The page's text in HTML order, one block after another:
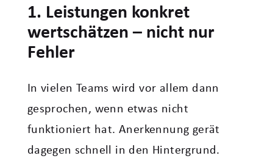
1. Leistungen konkret
wertschätzen – nicht nur
Fehler
In vielen Teams wird vor allem dann
gesprochen, wenn etwas nicht
funktioniert hat. Anerkennung gerät
dagegen schnell in den Hintergrund.